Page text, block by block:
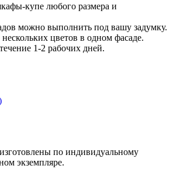
купе любого размера и
можно выполнить под вашу задумку.
цветов в одном фасаде.
1-2 рабочих дней.
по индивидуальному
экземпляре.